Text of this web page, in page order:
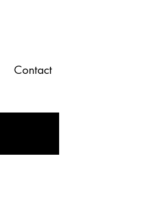
Contact